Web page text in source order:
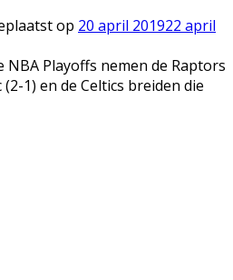
op 20 april 201922 april
NBA Playoffs nemen de Raptors
1) en de Celtics breiden die